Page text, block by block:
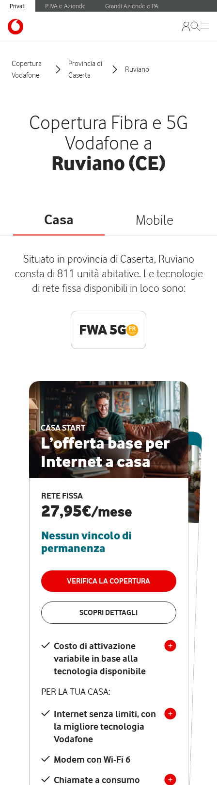
Privati P.IVA e Aziende Grandi Aziende e PA
Copertura
Vodafone
Provincia di
Caserta
Ruviano
Copertura Fibra e 5G
Vodafone a
Ruviano (CE)
Casa Mobile
Situato in provincia di Caserta, Ruviano
consta di 811 unità abitative. Le tecnologie
di rete fissa disponibili in loco sono:
FWA 5G
CASA START
L’offerta base per
Internet a casa
RETE FISSA
27,95€/mese
Nessun vincolo di
permanenza
VERIFICA LA COPERTURA
SCOPRI DETTAGLI
Costo di attivazione
variabile in base alla
tecnologia disponibile
PER LA TUA CASA:
Internet senza limiti, con
la migliore tecnologia
Vodafone
Modem con Wi-Fi 6
Chiamate a consumo
ESCLUSIVA ONLINE
CASA PRO
Internet veloce e
vantaggi speciali
RETE FISSA + VODAFONE CLUB
29,95€
permanenza
VERIFICA LA COPERTURA
Costo di attivazione
variabile in base alla
tecnologia disponibile
PER LA TUA CASA:
Internet senza limiti, con
la migliore tecnologia
Vodafone
Modem Seven con Wi-Fi 7
Chiamate illimitate verso
numeri fissi e mobili
nazionali